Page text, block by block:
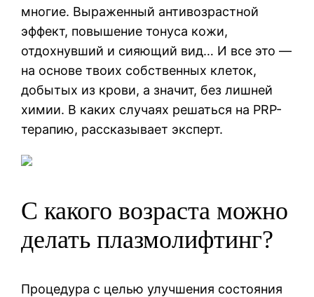
многие. Выраженный антивозрастной
эффект, повышение тонуса кожи,
отдохнувший и сияющий вид… И все это —
на основе твоих собственных клеток,
добытых из крови, а значит, без лишней
химии. В каких случаях решаться на PRP-
терапию, рассказывает эксперт.
С какого возраста можно
делать плазмолифтинг?
Процедура с целью улучшения состояния